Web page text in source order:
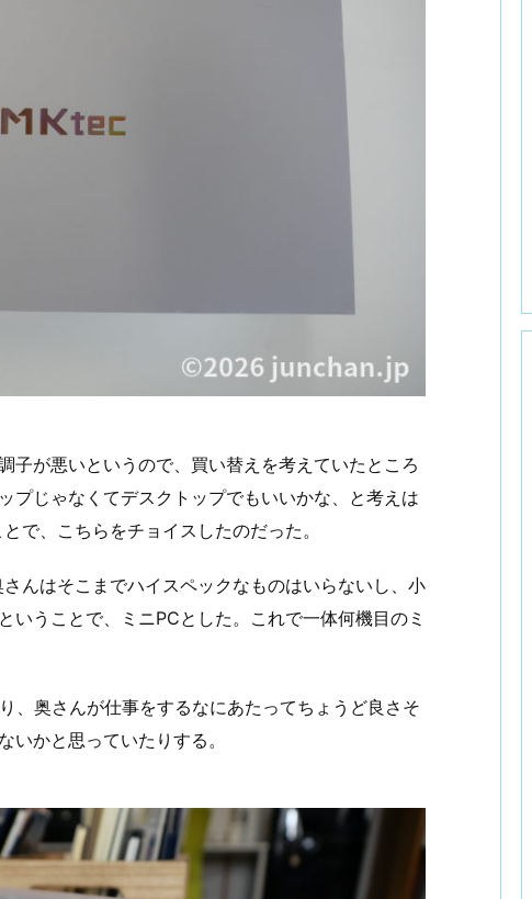
子が悪いというので、買い替えを考えていたところ
プじゃなくてデスクトップでもいいかな、と考えは
で、こちらをチョイスしたのだった。
んはそこまでハイスペックなものはいらないし、小
いうことで、ミニPCとした。これで一体何機目のミ
、奥さんが仕事をするなにあたってちょうど良さそ
いかと思っていたりする。